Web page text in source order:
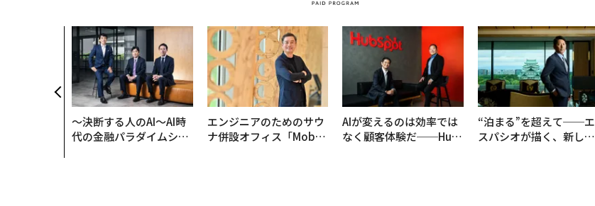
〜決断する人のAI〜AI時
代の金融パラダイムシフ
エンジニアのためのサウ
ナ併設オフィス「Mobiu
AIが変えるのは効率では
なく顧客体験だ──Hub
“泊まる”を超えて──エ
スパシオが描く、新しい